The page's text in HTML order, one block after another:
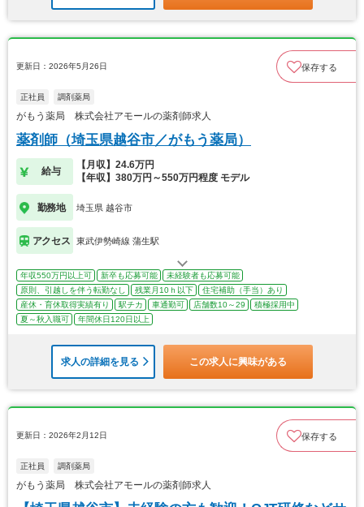
更新日：2026年5月26日 保存する
正社員 調剤薬局
がもう薬局 株式会社アモールの薬剤師求人
薬剤師（埼玉県越谷市／がもう薬局）
給与
【月収】24.6万円
【年収】380万円～550万円程度 モデル
勤務地 埼玉県 越谷市
アクセス 東武伊勢崎線 蒲生駅
年収550万円以上可 新卒も応募可能
未経験者も応募可能
原則、引越しを伴う転勤なし
残業月10ｈ以下
住宅補助（手当）あり
産休・育休取得実績有り
駅チカ 車通勤可 店舗数10～29
積極採用中
夏～秋入職可
年間休日120日以上
求人の詳細を見る この求人に興味がある
更新日：2026年2月12日 保存する
正社員 調剤薬局
がもう薬局 株式会社アモールの薬剤師求人